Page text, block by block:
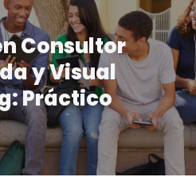
Consultor
y Visual
Práctico